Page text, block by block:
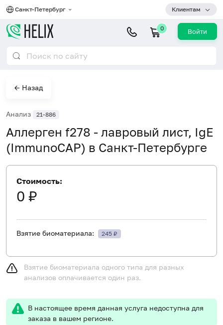
Санкт-Петербург Клиентам
0 Войти
← Назад
Анализ 21-886
Аллерген f278 - лавровый лист, IgE
(ImmunoCAP) в Санкт-Петербурге
Стоимость:
0 ₽
Взятие биоматериала: 245 ₽
Взятие биоматериала одного типа для разных
анализов оплачивается один раз.
В настоящее время данная услуга недоступна для
заказа в вашем регионе.